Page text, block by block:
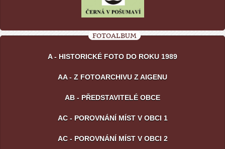
FOTOALBUM
A - HISTORICKÉ FOTO DO ROKU 1989
AA - Z FOTOARCHIVU Z AIGENU
AB - PŘEDSTAVITELÉ OBCE
AC - POROVNÁNÍ MÍST V OBCI 1
AC - POROVNÁNÍ MÍST V OBCI 2